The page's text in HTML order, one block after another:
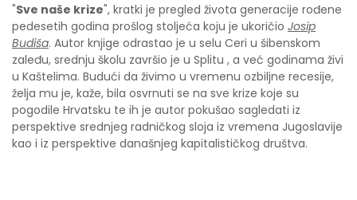
"Sve naše krize", kratki je pregled života generacije rođene
pedesetih godina prošlog stoljeća koju je ukoričio Josip
Budiša. Autor knjige odrastao je u selu Ceri u šibenskom
zaleđu, srednju školu završio je u Splitu , a već godinama živi
u Kaštelima. Budući da živimo u vremenu ozbiljne recesije,
želja mu je, kaže, bila osvrnuti se na sve krize koje su
pogodile Hrvatsku te ih je autor pokušao sagledati iz
perspektive srednjeg radničkog sloja iz vremena Jugoslavije
kao i iz perspektive današnjeg kapitalističkog društva.